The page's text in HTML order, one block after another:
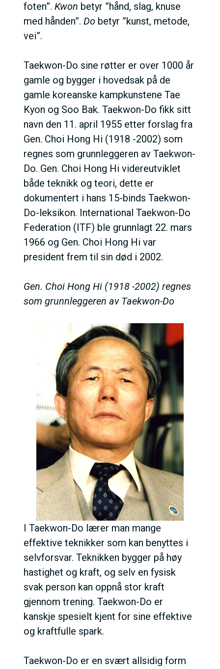
foten”. Kwon betyr ”hånd, slag, knuse
med hånden”. Do betyr ”kunst, metode,
vei”.
Taekwon-Do sine røtter er over 1000 år
gamle og bygger i hovedsak på de
gamle koreanske kampkunstene Tae
Kyon og Soo Bak. Taekwon-Do fikk sitt
navn den 11. april 1955 etter forslag fra
Gen. Choi Hong Hi (1918 -2002) som
regnes som grunnleggeren av Taekwon-
Do. Gen. Choi Hong Hi videreutviklet
både teknikk og teori, dette er
dokumentert i hans 15-binds Taekwon-
Do-leksikon. International Taekwon-Do
Federation (ITF) ble grunnlagt 22. mars
1966 og Gen. Choi Hong Hi var
president frem til sin død i 2002.
Gen. Choi Hong Hi (1918 -2002) regnes
som grunnleggeren av Taekwon-Do
I Taekwon-Do lærer man mange
effektive teknikker som kan benyttes i
selvforsvar. Teknikken bygger på høy
hastighet og kraft, og selv en fysisk
svak person kan oppnå stor kraft
gjennom trening. Taekwon-Do er
kanskje spesielt kjent for sine effektive
og kraftfulle spark.
Taekwon-Do er en svært allsidig form